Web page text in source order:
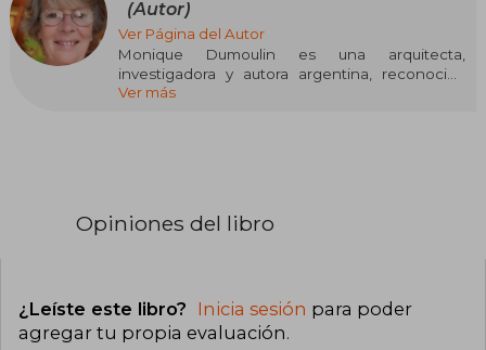
(Autor)
Ver Página del Autor
Monique Dumoulin es una arquitecta,
investigadora y autora argentina, reconocida
por su labor en la difusión de la geometría
hacia el estudio de la geometría sagrada,
Fue cocreadora de la Escuela de Geometría
Ver más
Opiniones del libro
¿Leíste este libro? Inicia sesión para poder
agregar tu propia evaluación.